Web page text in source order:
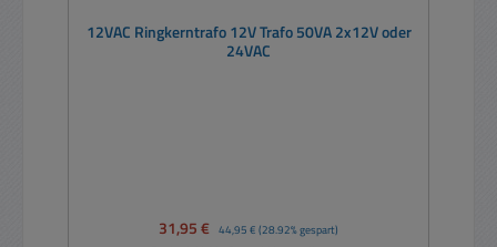
12VAC Ringkerntrafo 12V Trafo 50VA 2x12V oder
24VAC
Verkaufspreis:
31,95 € Regulärer Preis:
44,95 € (28.92% gespart)